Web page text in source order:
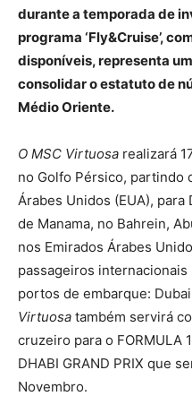
durante a temporada de
programa ‘Fly&Cruise’,
disponíveis, representa
consolidar o estatuto de
Médio Oriente.
O MSC Virtuosa realizará
no Golfo Pérsico, partindo
Árabes Unidos (EUA),
de Manama, no Bahrein,
nos Emirados Árabes
passageiros
portos de embarque:
Virtuosa também servirá
cruzeiro para o FORMULA
DHABI GRAND PRIX que
Novembro.